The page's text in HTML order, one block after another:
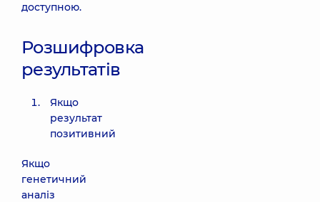
доступною.
Розшифровка
результатів
Якщо
результат
позитивний
Якщо
генетичний
аналіз